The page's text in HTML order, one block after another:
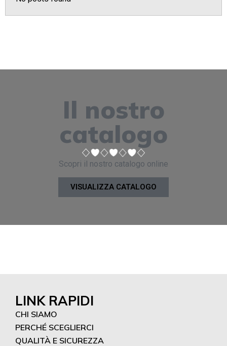
Il nostro
catalogo
Scopri il nostro catalogo online
VISUALIZZA CATALOGO
LINK RAPIDI
CHI SIAMO
PERCHÉ SCEGLIERCI
QUALITÀ E SICUREZZA